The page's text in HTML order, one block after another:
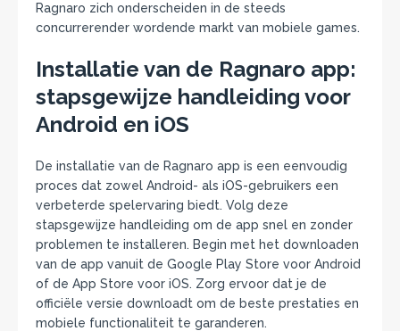
Ragnaro zich onderscheiden in de steeds
concurrerender wordende markt van mobiele games.
Installatie van de Ragnaro app:
stapsgewijze handleiding voor
Android en iOS
De installatie van de Ragnaro app is een eenvoudig
proces dat zowel Android- als iOS-gebruikers een
verbeterde spelervaring biedt. Volg deze
stapsgewijze handleiding om de app snel en zonder
problemen te installeren. Begin met het downloaden
van de app vanuit de Google Play Store voor Android
of de App Store voor iOS. Zorg ervoor dat je de
officiële versie downloadt om de beste prestaties en
mobiele functionaliteit te garanderen.